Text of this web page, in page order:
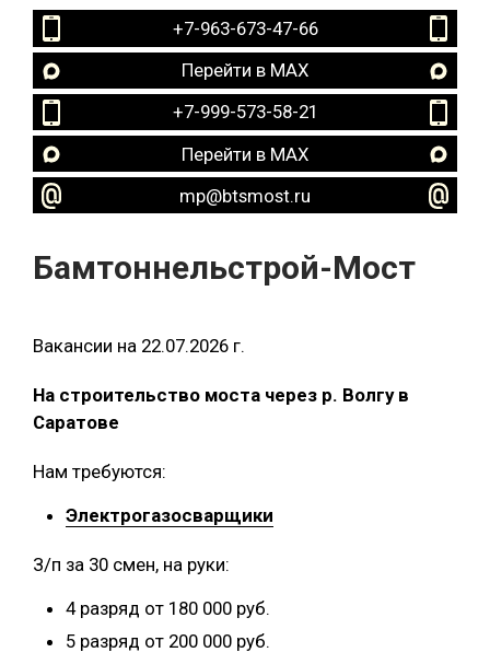
+7-963-673-47-66
Перейти в MAX
+7-999-573-58-21
Перейти в MAX
mp@btsmost.ru
Бамтоннельстрой-Мост
Вакансии на 22.07.2026 г.
На строительство моста через р. Волгу в
Саратове
Нам требуются:
Электрогазосварщики
З/п за 30 смен, на руки:
4 разряд от 180 000 руб.
5 разряд от 200 000 руб.